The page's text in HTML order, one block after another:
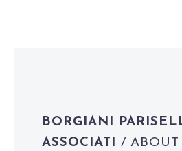
BORGIANI
ASSOCIATI / ABOUT